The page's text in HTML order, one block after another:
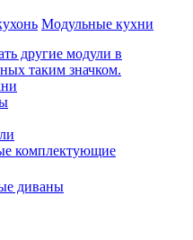
Модульные кухни
другие модули в
таким значком.
комплектующие
диваны